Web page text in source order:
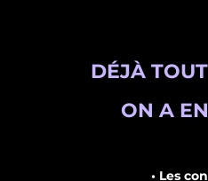
DÉJÀ
ON A
• Les